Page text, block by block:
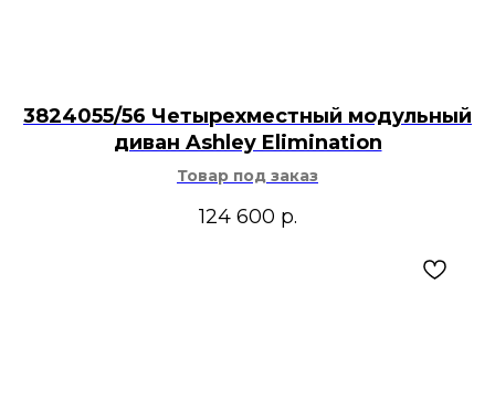
3824055/56 Четырехместный модульный
диван Ashley Elimination
Товар под заказ
124 600 р.